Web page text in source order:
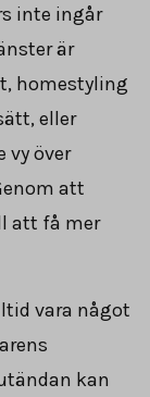
inte ingår
är
homestyling
eller
vy över
att
att få mer
vara något
kan